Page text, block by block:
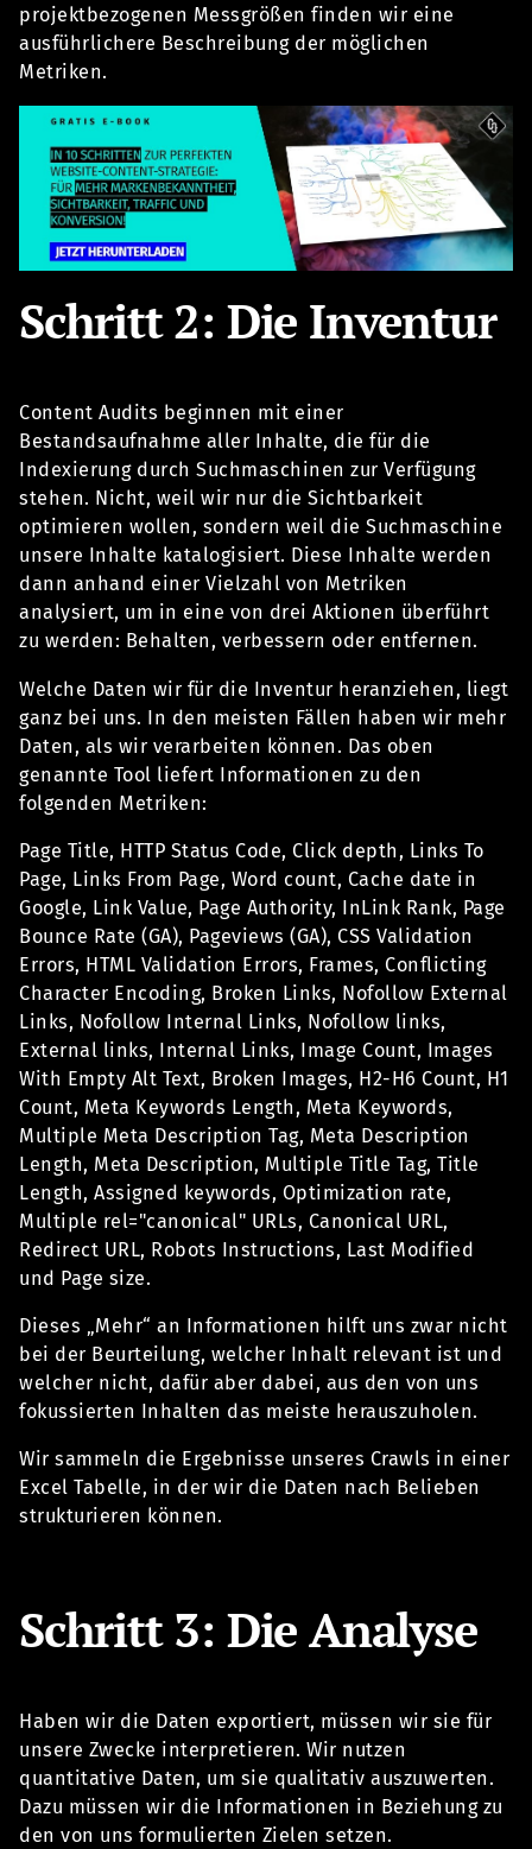
projektbezogenen Messgrößen finden wir eine
ausführlichere Beschreibung der möglichen
Metriken.
Schritt 2: Die Inventur
Content Audits beginnen mit einer
Bestandsaufnahme aller Inhalte, die für die
Indexierung durch Suchmaschinen zur Verfügung
stehen. Nicht, weil wir nur die Sichtbarkeit
optimieren wollen, sondern weil die Suchmaschine
unsere Inhalte katalogisiert. Diese Inhalte werden
dann anhand einer Vielzahl von Metriken
analysiert, um in eine von drei Aktionen überführt
zu werden: Behalten, verbessern oder entfernen.
Welche Daten wir für die Inventur heranziehen, liegt
ganz bei uns. In den meisten Fällen haben wir mehr
Daten, als wir verarbeiten können. Das oben
genannte Tool liefert Informationen zu den
folgenden Metriken:
Page Title, HTTP Status Code, Click depth, Links To
Page, Links From Page, Word count, Cache date in
Google, Link Value, Page Authority, InLink Rank, Page
Bounce Rate (GA), Pageviews (GA), CSS Validation
Errors, HTML Validation Errors, Frames, Conflicting
Character Encoding, Broken Links, Nofollow External
Links, Nofollow Internal Links, Nofollow links,
External links, Internal Links, Image Count, Images
With Empty Alt Text, Broken Images, H2-H6 Count, H1
Count, Meta Keywords Length, Meta Keywords,
Multiple Meta Description Tag, Meta Description
Length, Meta Description, Multiple Title Tag, Title
Length, Assigned keywords, Optimization rate,
Multiple rel="canonical" URLs, Canonical URL,
Redirect URL, Robots Instructions, Last Modified
und Page size.
Dieses „Mehr“ an Informationen hilft uns zwar nicht
bei der Beurteilung, welcher Inhalt relevant ist und
welcher nicht, dafür aber dabei, aus den von uns
fokussierten Inhalten das meiste herauszuholen.
Wir sammeln die Ergebnisse unseres Crawls in einer
Excel Tabelle, in der wir die Daten nach Belieben
strukturieren können.
Schritt 3: Die Analyse
Haben wir die Daten exportiert, müssen wir sie für
unsere Zwecke interpretieren. Wir nutzen
quantitative Daten, um sie qualitativ auszuwerten.
Dazu müssen wir die Informationen in Beziehung zu
den von uns formulierten Zielen setzen.